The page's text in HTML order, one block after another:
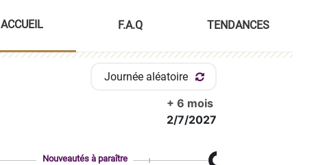
ACCUEIL F.A.Q TENDANCES
Journée aléatoire
+ 6 mois
2/7/2027
Nouveautés à paraître